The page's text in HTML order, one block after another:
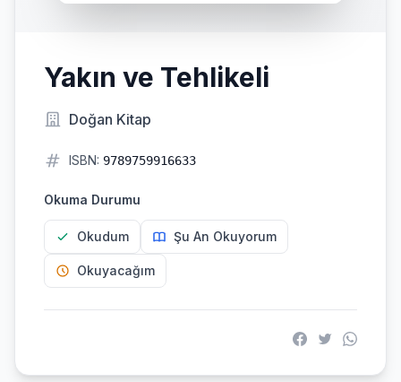
Yakın ve Tehlikeli
Doğan Kitap
ISBN: 9789759916633
Okuma Durumu
Okudum Şu An Okuyorum
Okuyacağım